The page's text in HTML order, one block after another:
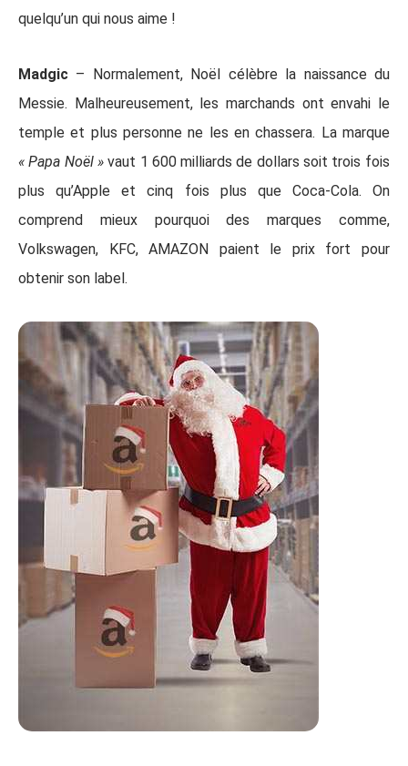
quelqu’un qui nous aime !
Madgic – Normalement, Noël célèbre la naissance du
Messie. Malheureusement, les marchands ont envahi le
temple et plus personne ne les en chassera. La marque
« Papa Noël »vaut 1 600 milliards de dollars soit trois fois
plus qu’Apple et cinq fois plus que Coca-Cola. On
comprend mieux pourquoi des marques comme,
Volkswagen, KFC, AMAZON paient le prix fort pour
obtenir son label.